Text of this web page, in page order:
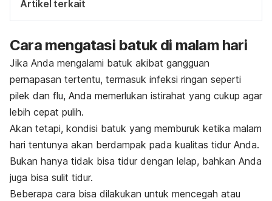
Artikel terkait
Cara mengatasi batuk di malam hari
Jika Anda mengalami batuk akibat gangguan
pernapasan tertentu, termasuk infeksi ringan seperti
pilek dan flu, Anda memerlukan istirahat yang cukup agar
lebih cepat pulih.
Akan tetapi, kondisi batuk yang memburuk ketika malam
hari tentunya akan berdampak pada kualitas tidur Anda.
Bukan hanya tidak bisa tidur dengan lelap, bahkan Anda
juga bisa sulit tidur.
Beberapa cara bisa dilakukan untuk mencegah atau